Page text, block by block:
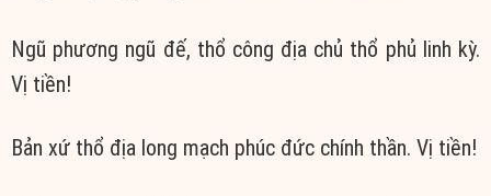
Ngũ phương ngũ đế, thổ công địa chủ thổ phủ linh kỳ.
Vị tiền!
Bản xứ thổ địa long mạch phúc đức chính thần. Vị tiền!